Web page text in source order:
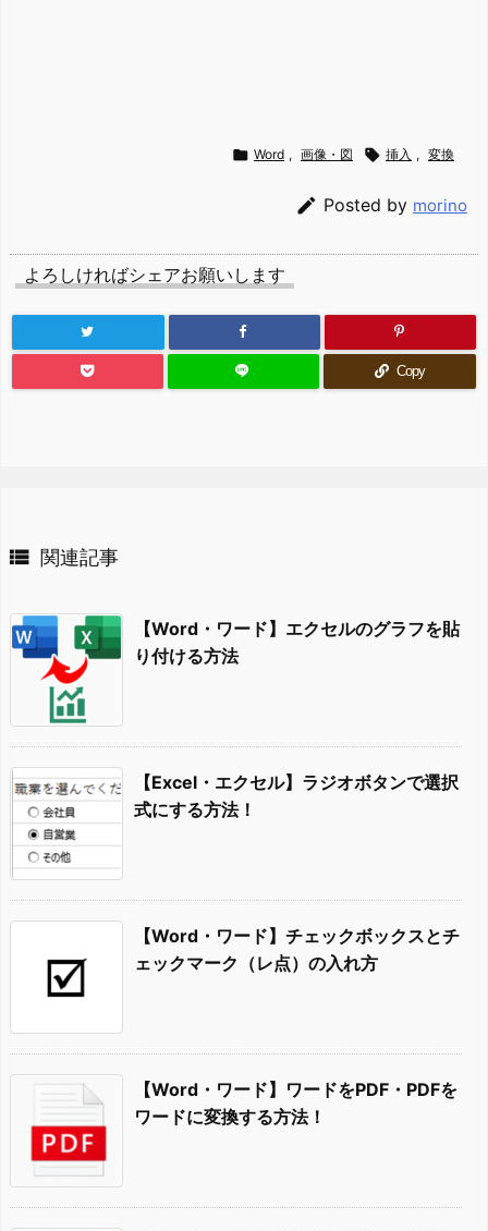
 Word , 画像・図  挿入 , 変換
 Posted by morino
よろしければシェアお願いします
Copy
 関連記事
【Word・ワード】エクセルのグラフを貼
り付ける方法
【Excel・エクセル】ラジオボタンで選択
式にする方法！
【Word・ワード】チェックボックスとチ
ェックマーク（レ点）の入れ方
【Word・ワード】ワードをPDF・PDFを
ワードに変換する方法！